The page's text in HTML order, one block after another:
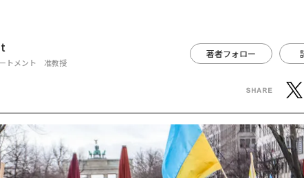
トメント 准教授
著者フォロー